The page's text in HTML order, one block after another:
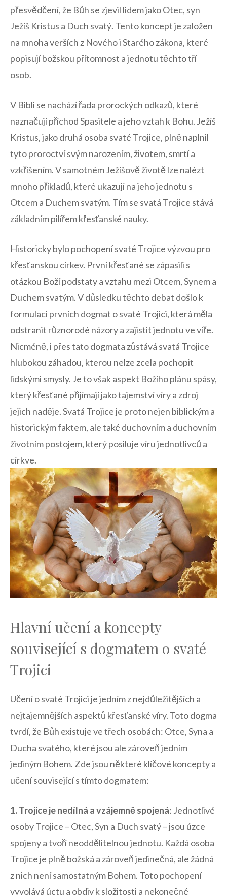
přesvědčení, že Bůh se zjevil lidem jako Otec,‍ syn
Ježíš Kristus ​a ‌Duch ⁤svatý. Tento koncept je založen
na mnoha verších z Nového i Starého zákona,⁣ které⁤
popisují​ božskou ⁢přítomnost⁣ a‌ jednotu těchto tří
osob.
V​ Bibli se nachází řada prorockých odkazů, které
naznačují‍ příchod Spasitele a jeho vztah k Bohu. ‌Ježíš
Kristus, jako ⁢druhá ‌osoba svaté‍ Trojice, plně naplnil
‌tyto proroctví svým narozením, životem, smrtí a‌
vzkříšením. V samotném⁣ Ježíšově životě ⁤lze​ nalézt
⁢mnoho příkladů, které ukazují na jeho jednotu s
Otcem a Duchem svatým. Tím ​se svatá Trojice stává
základním pilířem křesťanské‌ nauky.
Historicky bylo⁤ pochopení svaté Trojice výzvou⁣ pro
křesťanskou církev. První křesťané ⁢se zápasili s
otázkou Boží podstaty ​a vztahu mezi Otcem, Synem a
​Duchem svatým.⁢ V důsledku těchto debat došlo ‌k
formulaci prvních dogmat​ o svaté Trojici, ‌která měla
odstranit ‍různorodé názory​ a zajistit ‍jednotu ve víře.
Nicméně, i přes tato dogmata ‌zůstává ‌svatá‌ Trojice‌
hlubokou záhadou,⁢ kterou nelze zcela pochopit
‌lidskými smysly. Je to ⁤však aspekt Božího⁤ plánu spásy,
který křesťané přijímají jako tajemství víry a zdroj
jejich‌ naděje. ‍Svatá Trojice⁤ je ⁢proto nejen biblickým ⁣a
historickým⁤ faktem, ale⁣ také duchovním‍ a duchovním
životním postojem, který posiluje víru jednotlivců a
církve.
Hlavní učení a koncepty
související s dogmatem o⁢ svaté
Trojici
Učení o svaté Trojici je ‌jedním z nejdůležitějších‌ a​
nejtajemnějších aspektů křesťanské víry. Toto dogma
tvrdí, ​že Bůh existuje ⁤ve třech osobách: Otce, Syna a
Ducha svatého, které jsou ale zároveň jedním
jediným Bohem. Zde jsou některé klíčové koncepty a
učení související s tímto dogmatem:
1. Trojice je nedílná a⁢ vzájemně spojená: Jednotlivé
osoby ⁤Trojice – ⁤Otec, Syn​ a Duch⁤ svatý – jsou úzce ​
spojeny a ⁤tvoří neoddělitelnou jednotu. Každá osoba
Trojice je plně‌ božská a zároveň jedinečná, ale žádná
z nich není samostatným ⁤Bohem. Toto pochopení
‍vyvolává úctu a obdiv k složitosti ‍a nekonečné